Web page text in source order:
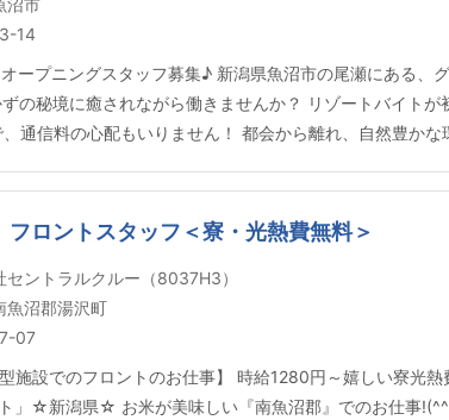
沼市
14
ープニングスタッフ募集♪ 新潟県魚沼市の尾瀬にある、
ずの秘境に癒されながら働きませんか？ リゾートバイト
通信料の心配もいりません！ 都会から離れ、自然豊か
フロントスタッフ＜寮・光熱費無料＞
セントラルクルー（8037H3）
魚沼郡湯沢町
07
施設でのフロントのお仕事】 時給1280円～嬉しい寮光
ト」☆新潟県☆ お米が美味しい『南魚沼郡』でのお仕事